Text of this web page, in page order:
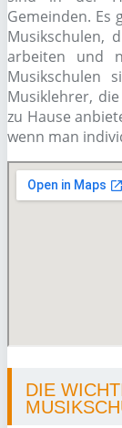
Gemeinden. Es
Musikschulen,
arbeiten und
Musikschulen
Musiklehrer,
zu Hause
wenn man
DIE